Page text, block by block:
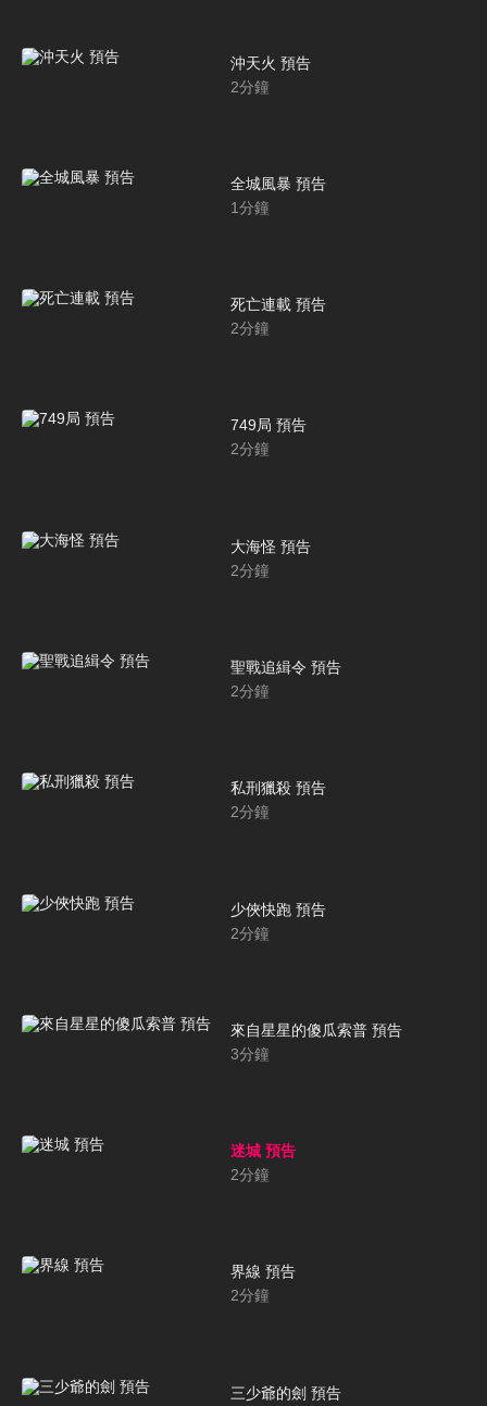
沖天火 預告
2分鐘
全城風暴 預告
1分鐘
死亡連載 預告
2分鐘
749局 預告
2分鐘
大海怪 預告
2分鐘
聖戰追緝令 預告
2分鐘
私刑獵殺 預告
2分鐘
少俠快跑 預告
2分鐘
來自星星的傻瓜索普 預告
3分鐘
迷城 預告
2分鐘
界線 預告
2分鐘
三少爺的劍 預告